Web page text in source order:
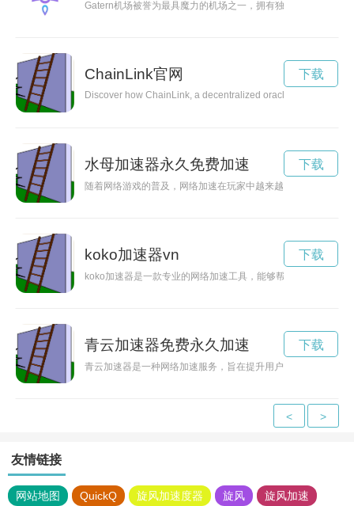
Gatern机场被誉为最具魔力的机场之一，拥有独特的设计和令
ChainLink官网
Discover how ChainLink, a decentralized oracle network, is
下载
水母加速器永久免费加速
随着网络游戏的普及，网络加速在玩家中越来越受欢迎，而水
下载
koko加速器vn
koko加速器是一款专业的网络加速工具，能够帮助用户最大程
下载
青云加速器免费永久加速
青云加速器是一种网络加速服务，旨在提升用户的网络体验，
下载
< >
友情链接
网站地图 QuickQ 旋风加速度器 旋风 旋风加速